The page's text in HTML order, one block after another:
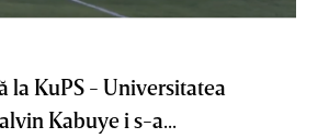
la KuPS - Universitatea
Kabuye i s-a...